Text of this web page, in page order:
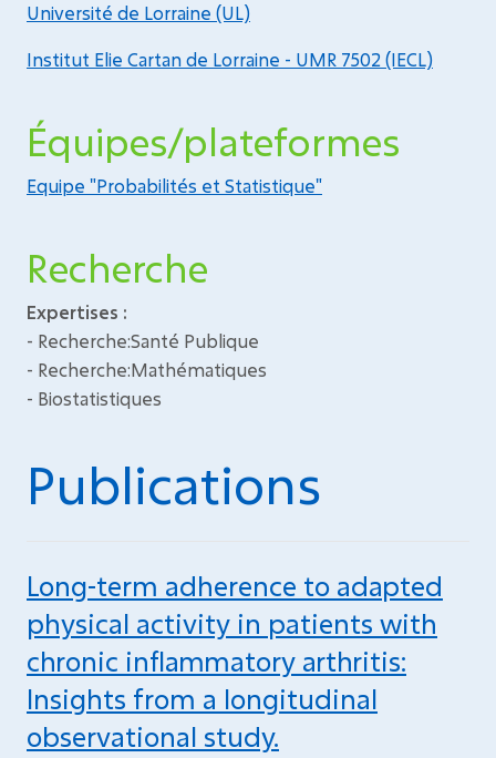
Université de Lorraine (UL)
Institut Elie Cartan de Lorraine - UMR 7502 (IECL)
Équipes/plateformes
Equipe "Probabilités et Statistique"
Recherche
Expertises :
- Recherche:Santé Publique
- Recherche:Mathématiques
- Biostatistiques
Publications
Long-term adherence to adapted
physical activity in patients with
chronic inflammatory arthritis:
Insights from a longitudinal
observational study.